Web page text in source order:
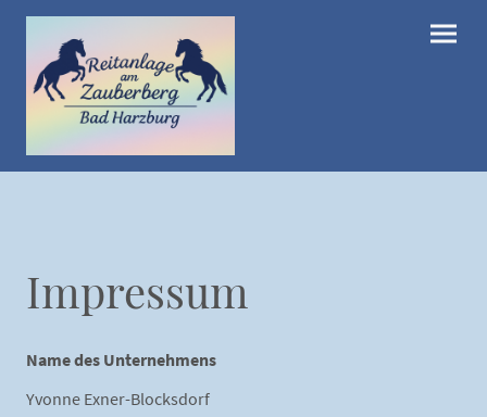
Impressum
Name des Unternehmens
Yvonne Exner-Blocksdorf